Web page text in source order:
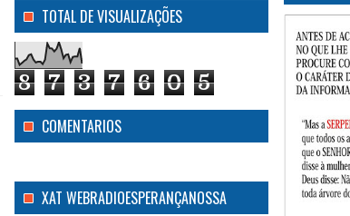
TOTAL DE VISUALIZAÇÕES
8 7 3 7 6 0 5
COMENTARIOS
XAT WEBRADIOESPERANÇANOSSA